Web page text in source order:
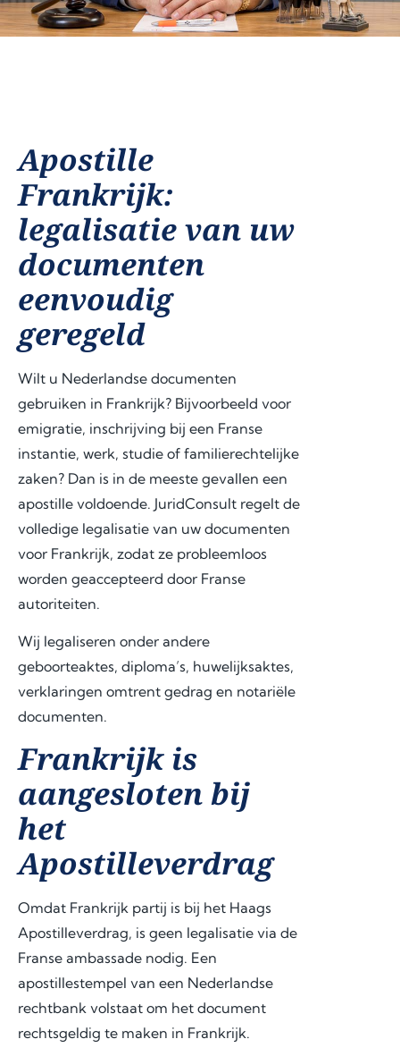
Apostille
Frankrijk:
legalisatie van uw
documenten
eenvoudig
geregeld
Wilt u Nederlandse documenten
gebruiken in Frankrijk? Bijvoorbeeld voor
emigratie, inschrijving bij een Franse
instantie, werk, studie of familierechtelijke
zaken? Dan is in de meeste gevallen een
apostille voldoende. JuridConsult regelt de
volledige legalisatie van uw documenten
voor Frankrijk, zodat ze probleemloos
worden geaccepteerd door Franse
autoriteiten.
Wij legaliseren onder andere
geboorteaktes, diploma’s, huwelijksaktes,
verklaringen omtrent gedrag en notariële
documenten.
Frankrijk is
aangesloten bij
het
Apostilleverdrag
Omdat Frankrijk partij is bij het Haags
Apostilleverdrag, is geen legalisatie via de
Franse ambassade nodig. Een
apostillestempel van een Nederlandse
rechtbank volstaat om het document
rechtsgeldig te maken in Frankrijk.